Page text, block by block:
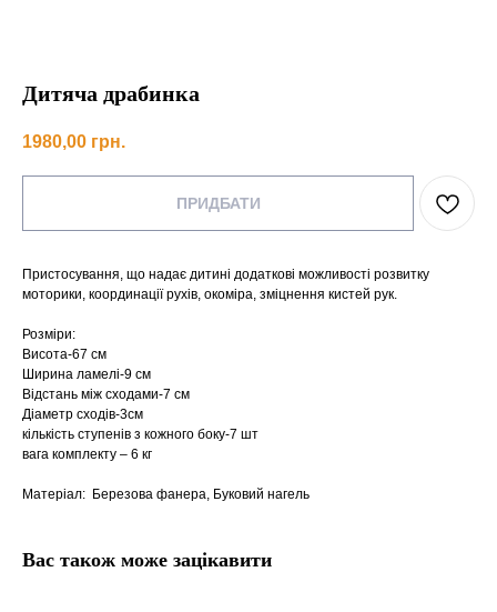
Дитяча драбинка
1980,00 грн.
ПРИДБАТИ
Пристосування, що надає дитині додаткові можливості розвитку
моторики, координації рухів, окоміра, зміцнення кистей рук.
Розміри:
Висота-67 см
Ширина ламелі-9 см
Відстань між сходами-7 см
Діаметр сходів-3см
кількість ступенів з кожного боку-7 шт
вага комплекту – 6 кг
Матеріал: Березова фанера, Буковий нагель
Вас також може зацікавити